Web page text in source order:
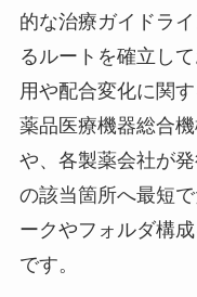
的な治療ガイドラ
るルートを確立し
用や配合変化に関
薬品医療機器総合
や、各製薬会社が
の該当箇所へ最短
ークやフォルダ構
です。